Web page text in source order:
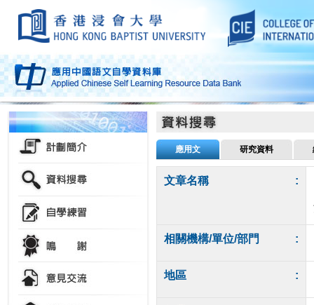
應用文 研究資料
文章名稱 :
相關機構/單位/部門 :
地區 :